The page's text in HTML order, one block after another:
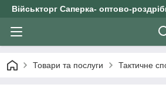
Військторг Саперка- оптово-
Товари та послуги Тактичне